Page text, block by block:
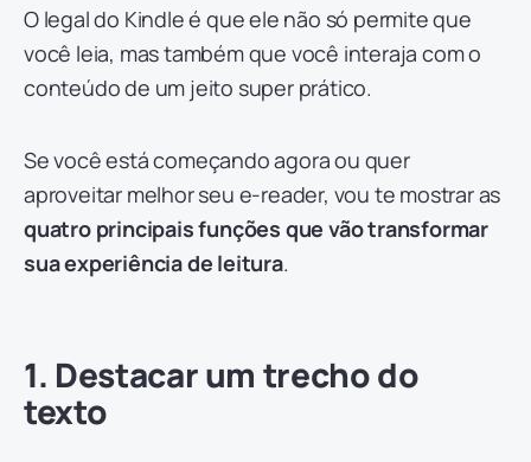
O legal do Kindle é que ele não só permite que
você leia, mas também que você interaja com o
conteúdo de um jeito super prático.
Se você está começando agora ou quer
aproveitar melhor seu e-reader, vou te mostrar as
quatro principais funções que vão transformar
sua experiência de leitura.
1. Destacar um trecho do
texto